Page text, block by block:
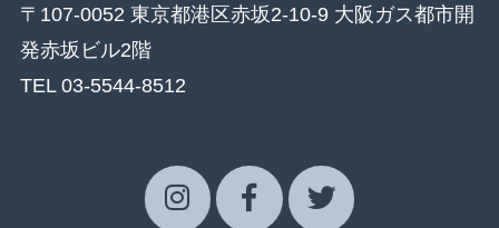
〒107-0052 東京都港区赤坂2-10-9 大阪ガス都市開
発赤坂ビル2階
TEL 03-5544-8512